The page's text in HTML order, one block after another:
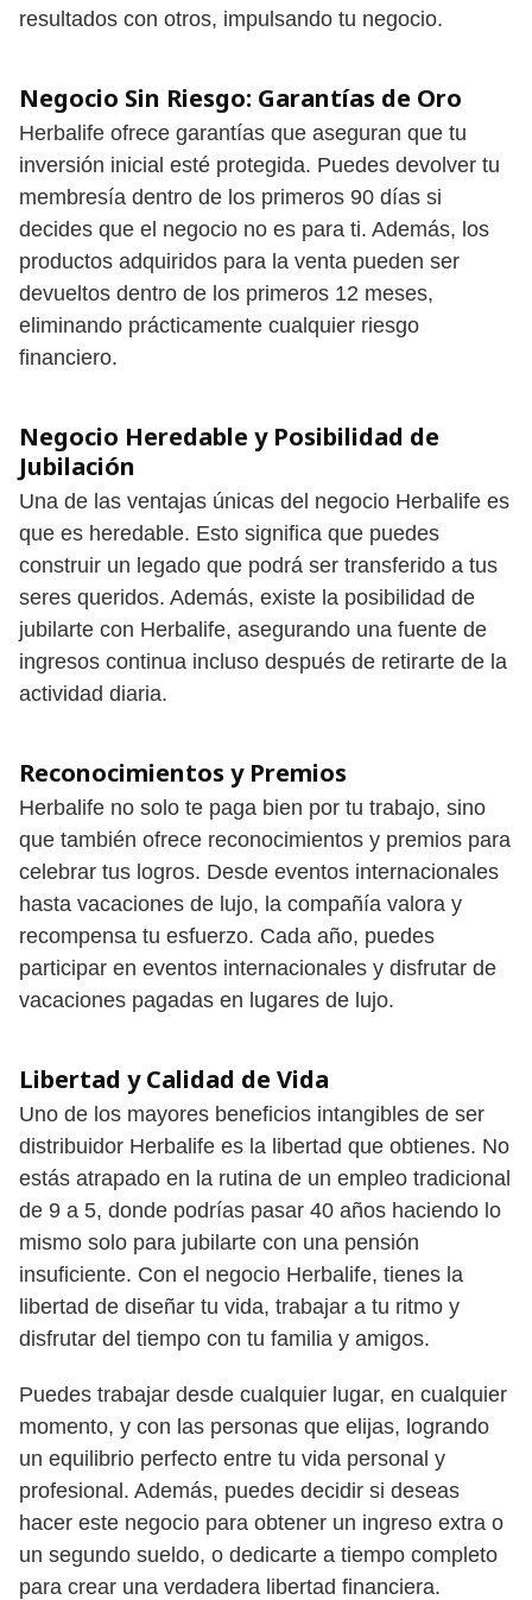
resultados con otros, impulsando tu negocio.
Negocio Sin Riesgo: Garantías de Oro
Herbalife ofrece garantías que aseguran que tu
inversión inicial esté protegida. Puedes devolver tu
membresía dentro de los primeros 90 días si
decides que el negocio no es para ti. Además, los
productos adquiridos para la venta pueden ser
devueltos dentro de los primeros 12 meses,
eliminando prácticamente cualquier riesgo
financiero.
Negocio Heredable y Posibilidad de
Jubilación
Una de las ventajas únicas del negocio Herbalife es
que es heredable. Esto significa que puedes
construir un legado que podrá ser transferido a tus
seres queridos. Además, existe la posibilidad de
jubilarte con Herbalife, asegurando una fuente de
ingresos continua incluso después de retirarte de la
actividad diaria.
Reconocimientos y Premios
Herbalife no solo te paga bien por tu trabajo, sino
que también ofrece reconocimientos y premios para
celebrar tus logros. Desde eventos internacionales
hasta vacaciones de lujo, la compañía valora y
recompensa tu esfuerzo. Cada año, puedes
participar en eventos internacionales y disfrutar de
vacaciones pagadas en lugares de lujo.
Libertad y Calidad de Vida
Uno de los mayores beneficios intangibles de ser
distribuidor Herbalife es la libertad que obtienes. No
estás atrapado en la rutina de un empleo tradicional
de 9 a 5, donde podrías pasar 40 años haciendo lo
mismo solo para jubilarte con una pensión
insuficiente. Con el negocio Herbalife, tienes la
libertad de diseñar tu vida, trabajar a tu ritmo y
disfrutar del tiempo con tu familia y amigos.
Puedes trabajar desde cualquier lugar, en cualquier
momento, y con las personas que elijas, logrando
un equilibrio perfecto entre tu vida personal y
profesional. Además, puedes decidir si deseas
hacer este negocio para obtener un ingreso extra o
un segundo sueldo, o dedicarte a tiempo completo
para crear una verdadera libertad financiera.